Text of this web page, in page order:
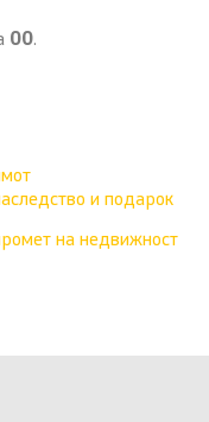
00.
и подарок
на недвижност